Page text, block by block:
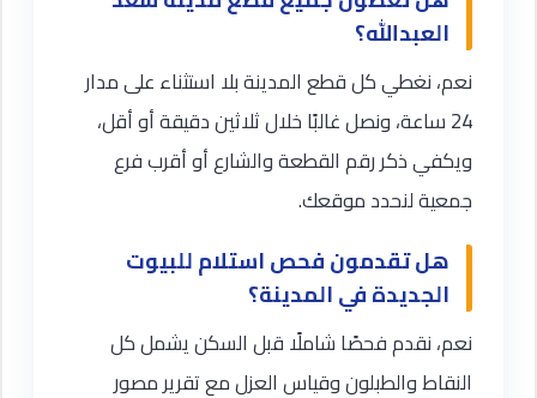
العبدالله؟
نعم، نغطي كل قطع المدينة بلا استثناء على مدار
24 ساعة، ونصل غالبًا خلال ثلاثين دقيقة أو أقل،
ويكفي ذكر رقم القطعة والشارع أو أقرب فرع
جمعية لنحدد موقعك.
هل تقدمون فحص استلام للبيوت
الجديدة في المدينة؟
نعم، نقدم فحصًا شاملًا قبل السكن يشمل كل
النقاط والطبلون وقياس العزل مع تقرير مصور